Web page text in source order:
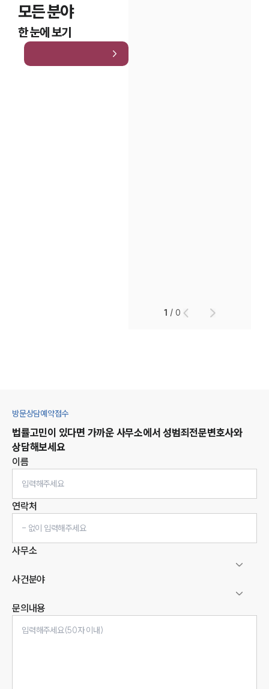
모든 분야
한 눈에 보기
1 /0
방문상담예약접수
법률고민이 있다면 가까운 사무소에서 성범죄전문변호사와
상담해보세요
이름
연락처
사무소
사건분야
문의내용